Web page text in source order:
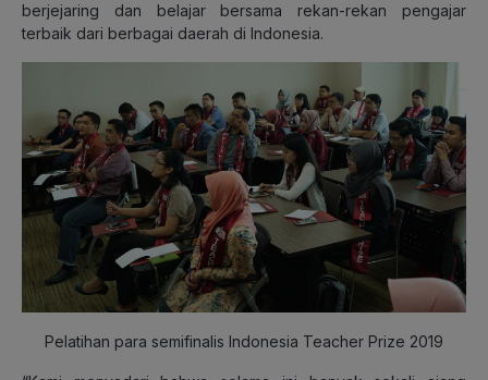
berjejaring dan belajar bersama rekan-rekan pengajar
terbaik dari berbagai daerah di Indonesia.
Pelatihan para semifinalis Indonesia Teacher Prize 2019